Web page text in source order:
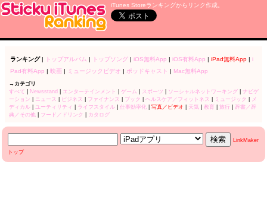
iTunes Storeランキングからリンク作成。
ランキング| トップアルバム | トップソング| iOS無料App | iOS有料App | iPad無料App| i
Pad有料App | 映画| ミュージックビデオ | ポッドキャスト | Mac無料App
→カテゴリ
すべて
Newsstand エンターテインメント ゲーム スポーツ ソーシャルネットワーキング| ナビゲ
ーション
ニュース ビジネス ファイナンス ブック ヘルスケア／フィットネス ミュージック
メ
ディカル| ユーティリティ ライフスタイル| 仕事効率化 写真／ビデオ 天気| 教育| 旅行| 辞書／辞
典／その他
フード／ドリンク カタログ
LinkMaker
トップ